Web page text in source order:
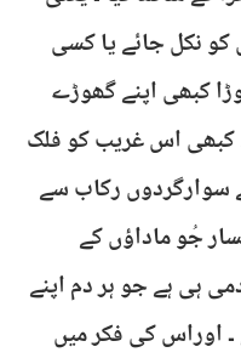
کو نکل جائے یا کسی
کبھی اپنے گھوڑے
کبھی اس غریب کو فلک
سوارگردوں رکاب سے
جُو ماداؤں کے
ہی ہے جو ہر دم اپنے
۔ اوراس کی فکر میں